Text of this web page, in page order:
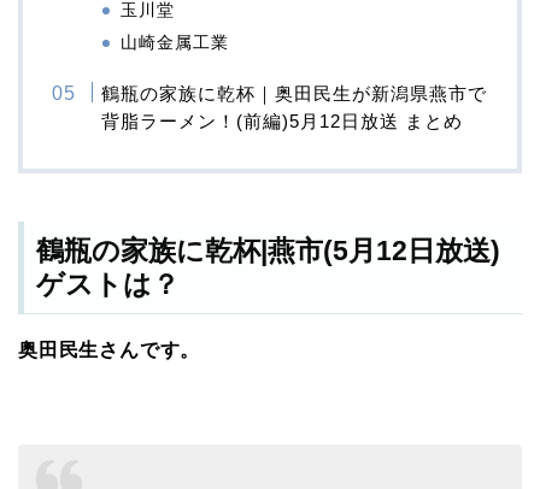
玉川堂
山崎金属工業
鶴瓶の家族に乾杯｜奥田民生が新潟県燕市で
背脂ラーメン！(前編)5月12日放送 まとめ
鶴瓶の家族に乾杯|燕市(5月12日放送)
ゲストは？
奥田民生さんです。